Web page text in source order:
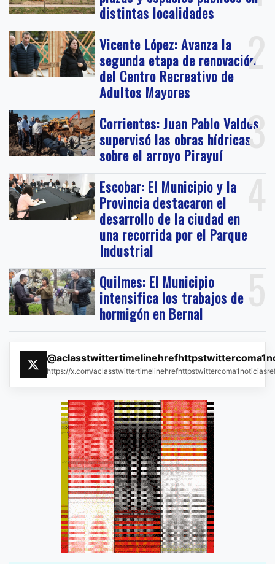
distintas localidades
2
Vicente López: Avanza la
segunda etapa de renovación
del Centro Recreativo de
Adultos Mayores
3
Corrientes: Juan Pablo Valdés
supervisó las obras hídricas
sobre el arroyo Pirayuí
4
Escobar: El Municipio y la
Provincia destacaron el
desarrollo de la ciudad en
una recorrida por el Parque
Industrial
5
Quilmes: El Municipio
intensifica los trabajos de
hormigón en Bernal
https://x.com/